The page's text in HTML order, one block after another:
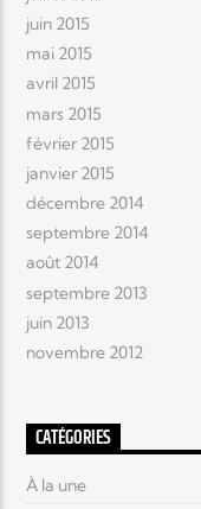
juin 2015
mai 2015
avril 2015
mars 2015
février 2015
janvier 2015
décembre 2014
septembre 2014
août 2014
septembre 2013
juin 2013
novembre 2012
CATÉGORIES
À la une